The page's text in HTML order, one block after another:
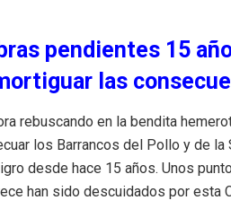
pendientes 15
las
rebuscando en la bendita
los Barrancos del Pollo y de
desde hace 15 años. Unos
han sido descuidados por esta